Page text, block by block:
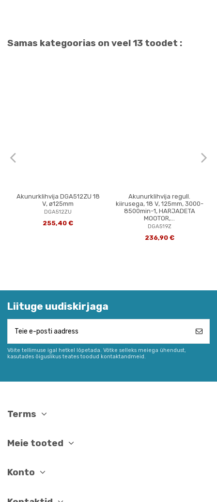
Samas kategoorias on veel 13 toodet :
Akunurklihvija DGA512ZU 18
V, ø125mm
DGA512ZU
255,40 €
Akunurklihvija regull.
kiirusega, 18 V, 125mm, 3000-
8500min-1, HARJADETA
MOOTOR,...
DGA519Z
236,90 €
Liituge uudiskirjaga
Võite tellimuse igal hetkel lõpetada. Võtke selleks meiega ühendust,
kasutades õiguslikus teates toodud kontaktandmeid.
Terms
Meie tooted
Konto